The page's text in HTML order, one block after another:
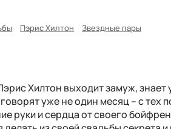
Пэрис Хилтон Звездные пары
Хилтон выходит замуж,
уже не один месяц – с тех
руки и сердца от своего